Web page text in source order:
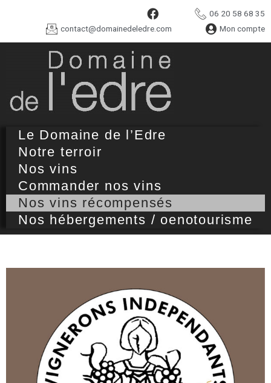
06 20 58 68 35
contact@domainedeledre.com
Mon compte
Le Domaine de l’Edre
Notre terroir
Nos vins
Commander nos vins
Nos vins récompensés
Nos hébergements / oenotourisme